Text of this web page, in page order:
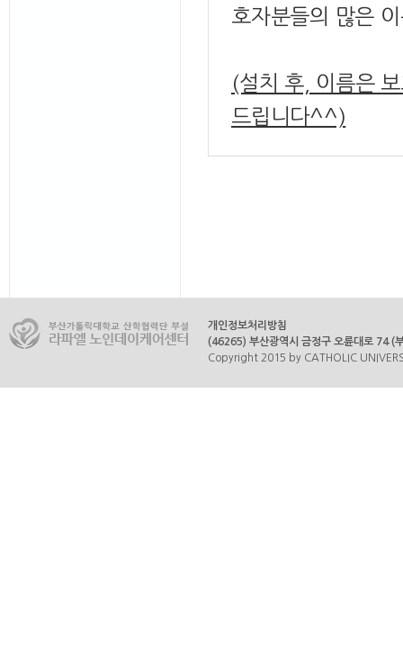
호자분들의 많은
(설치 후, 이름은
드립니다^^)
개인정보처리방침
(46265) 부산광역시 금정구 오륜대로 74
Copyright 2015 by CATHOLIC